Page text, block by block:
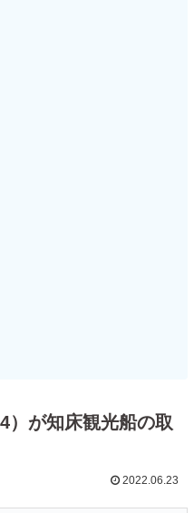
）が知床観光船の取
2022.06.23